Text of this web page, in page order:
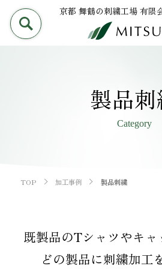
京都 舞鶴の刺繍工場 有限
加工事例
採用情報
PRODUCT 加工事例
製品
Category
TOP 加工事例 製品刺繍
既製品のTシャツやキャ
どの製品に刺繍加工